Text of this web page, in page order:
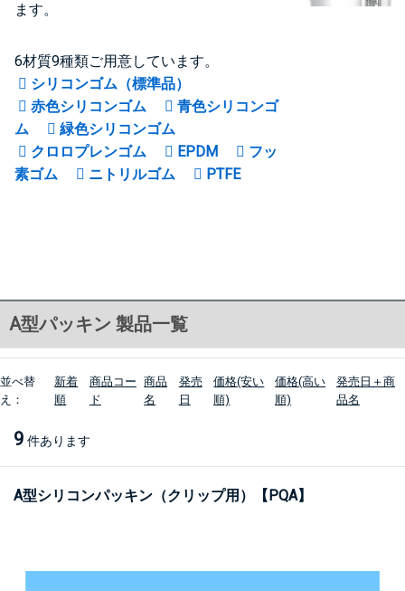
ます。
6材質9種類ご用意しています。
シリコンゴム（標準品）
赤色シリコンゴム
青色シリコンゴ
ム
緑色シリコンゴム
クロロプレンゴム
EPDM
フッ
素ゴム
ニトリルゴム PTFE
A型パッキン 製品一覧
並べ替
え：
新着
順
商品コー
ド
商品
名
発売
日
価格(安い
順)
価格(高い
順)
発売日＋商
品名
9 件あります
A型シリコンパッキン（クリップ用）【PQA】